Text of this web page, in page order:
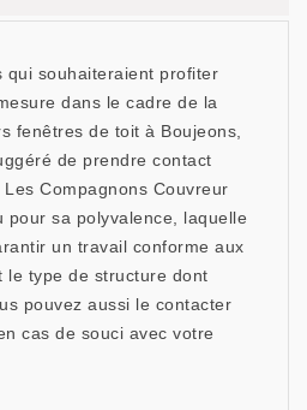
qui souhaiteraient profiter
dans le cadre de la
fenêtres de toit à Boujeons,
de prendre contact
Compagnons Couvreur
pour sa polyvalence, laquelle
un travail conforme aux
le type de structure dont
pouvez aussi le contacter
cas de souci avec votre